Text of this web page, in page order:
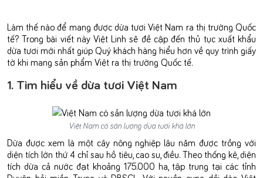
Làm thế nào để mang được dừa tươi Việt Nam ra thị trường Quốc
tế? Trong bài viết này Việt Linh sẽ đề cập đến thủ tục xuất khẩu
dừa tươi mới nhất giúp Quý khách hàng hiểu hơn về quy trình giấy
tờ khi mang sản phẩm Việt ra thị trường Quốc tế.
1. Tìm hiểu về dừa tươi Việt Nam
Việt Nam có sản lượng dừa tươi khá lớn
Dừa được xem là một cây nông nghiệp lâu năm được trồng với
diện tích lớn thứ 4 chỉ sau hồ tiêu, cao su, điều. Theo thống kê, diện
tích dừa cả nước đạt khoảng 175.000 ha, tập trung tại các tỉnh